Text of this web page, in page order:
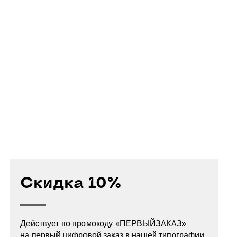
Скидка 10%
Действует по промокоду «ПЕРВЫЙЗАКАЗ»